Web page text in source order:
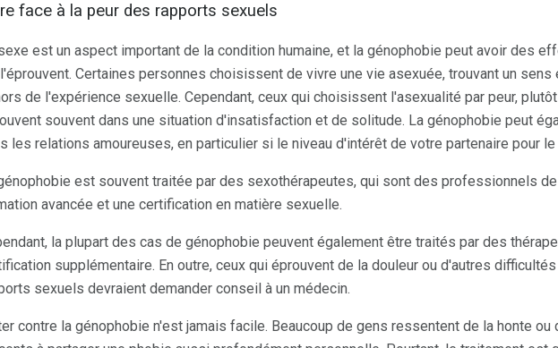
face à la peur des rapports sexuels
est un aspect important de la condition humaine, et la génophobie peut avoir des
Certaines personnes choisissent de vivre une vie asexuée, trouvant un
de l'expérience sexuelle. Cependant, ceux qui choisissent l'asexualité par peur,
souvent dans une situation d'insatisfaction et de solitude. La génophobie peut
les relations amoureuses, en particulier si le niveau d'intérêt de votre partenaire pour
est souvent traitée par des sexothérapeutes, qui sont des professionnels
avancée et une certification en matière sexuelle.
la plupart des cas de génophobie peuvent également être traités par des
supplémentaire. En outre, ceux qui éprouvent de la douleur ou d'autres
sexuels devraient demander conseil à un médecin.
contre la génophobie n'est jamais facile. Beaucoup de gens ressentent de la honte